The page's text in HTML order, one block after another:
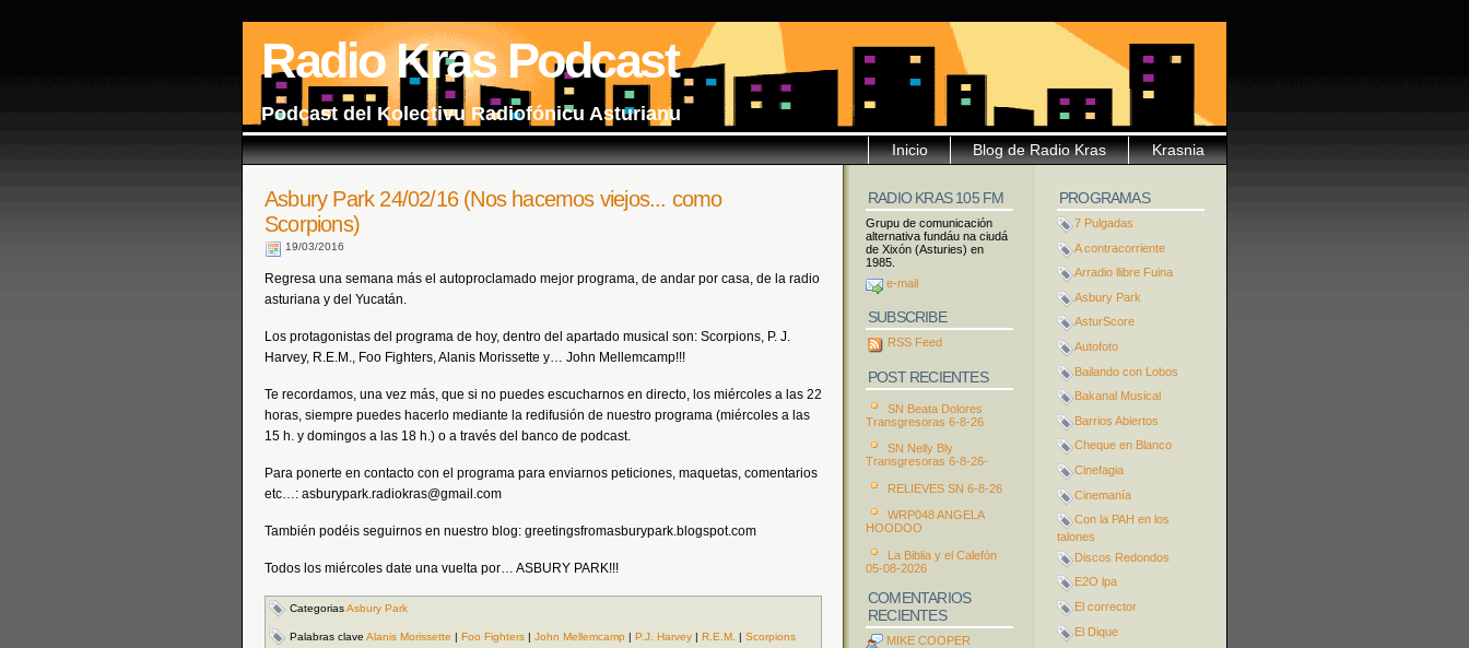
Radio Kras Podcast
Podcast del Kolectivu Radiofónicu Asturianu
Krasnia
Blog de Radio Kras
Inicio
Asbury Park 24/02/16 (Nos hacemos viejos... como
Scorpions)
19/03/2016
Regresa una semana más el autoproclamado mejor programa, de andar por casa, de la radio
asturiana y del Yucatán.
Los protagonistas del programa de hoy, dentro del apartado musical son: Scorpions, P. J.
Harvey, R.E.M., Foo Fighters, Alanis Morissette y… John Mellemcamp!!!
Te recordamos, una vez más, que si no puedes escucharnos en directo, los miércoles a las 22
horas, siempre puedes hacerlo mediante la redifusión de nuestro programa (miércoles a las
15 h. y domingos a las 18 h.) o a través del banco de podcast.
Para ponerte en contacto con el programa para enviarnos peticiones, maquetas, comentarios
etc…: asburypark.radiokras@gmail.com
También podéis seguirnos en nuestro blog: greetingsfromasburypark.blogspot.com
Todos los miércoles date una vuelta por… ASBURY PARK!!!
CategoriasAsbury Park
Palabras clave Alanis Morissette | Foo Fighters | John Mellemcamp | P.J. Harvey | R.E.M. | Scorpions
PROGRAMAS
7 Pulgadas
A contracorriente
Arradio llibre Fuina
Asbury Park
AsturScore
Autofoto
Bailando con Lobos
Bakanal Musical
Barrios Abiertos
Cheque en Blanco
Cinefagia
Cinemanía
Con la PAH en los
talones
Discos Redondos
E2O lpa
El corrector
El Dique
RADIO KRAS 105 FM
Grupu de comunicación
alternativa fundáu na ciudá
de Xixón (Asturies) en
1985.
e-mail
SUBSCRIBE
RSS Feed
POST RECIENTES
SN Beata Dolores
Transgresoras 6-8-26
SN Nelly Bly
Transgresoras 6-8-26-
RELIEVES SN 6-8-26
WRP048 ANGELA
HOODOO
La Biblia y el Calefón
05-08-2026
COMENTARIOS
RECIENTES
MIKE COOPER